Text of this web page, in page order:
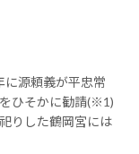
に源頼義が平忠常
ひそかに勧請(※1)
りした鶴岡宮には